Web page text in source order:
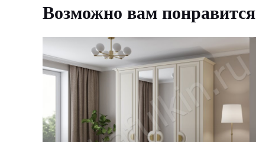
Возможно вам понравится